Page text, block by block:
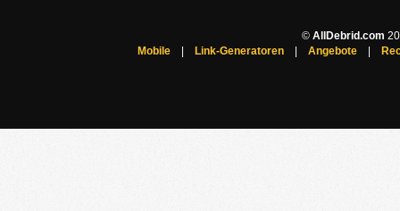
© AllDebrid.com
Mobile| Link-Generatoren| Angebote|